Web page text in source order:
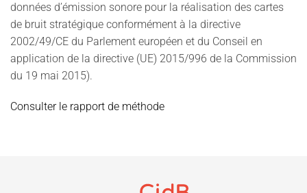
données d’émission sonore pour la réalisation des cartes
de bruit stratégique conformément à la directive
2002/49/CE du Parlement européen et du Conseil en
application de la directive (UE) 2015/996 de la Commission
du 19 mai 2015).
Consulter le rapport de méthode